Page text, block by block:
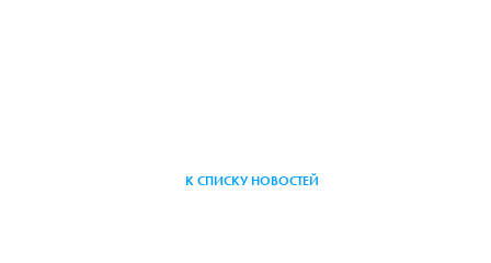
К СПИСКУ НОВОСТЕЙ